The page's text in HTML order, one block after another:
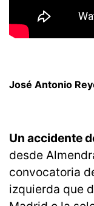
José Antonio
Un accidente
desde
convocatoria
izquierda que